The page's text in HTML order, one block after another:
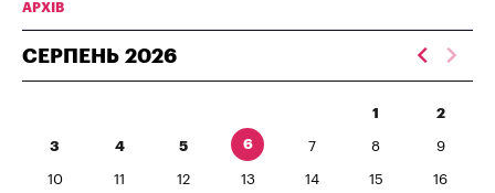
АРХІВ
СЕРПЕНЬ 2026
1 2
3 4 5 6 7 8 9
10 11 12 13 14 15 16